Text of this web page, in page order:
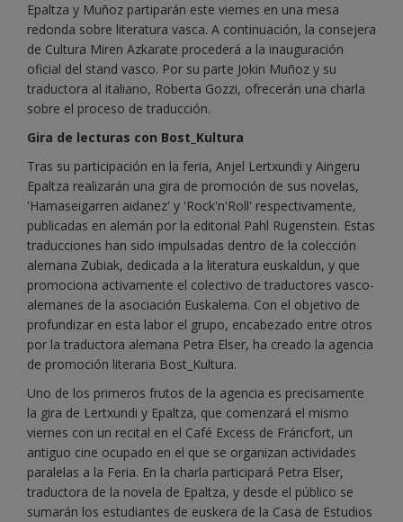
Epaltza y Muñoz partiparán este viernes en una mesa
redonda sobre literatura vasca. A continuación, la consejera
de Cultura Miren Azkarate procederá a la inauguración
oficial del stand vasco. Por su parte Jokin Muñoz y su
traductora al italiano, Roberta Gozzi, ofrecerán una charla
sobre el proceso de traducción.
Gira de lecturas con Bost_Kultura
Tras su participación en la feria, Anjel Lertxundi y Aingeru
Epaltza realizarán una gira de promoción de sus novelas,
'Hamaseigarren aidanez' y 'Rock'n'Roll' respectivamente,
publicadas en alemán por la editorial Pahl Rugenstein. Estas
traducciones han sido impulsadas dentro de la colección
alemana Zubiak, dedicada a la literatura euskaldun, y que
promociona activamente el colectivo de traductores vasco-
alemanes de la asociación Euskalema. Con el objetivo de
profundizar en esta labor el grupo, encabezado entre otros
por la traductora alemana Petra Elser, ha creado la agencia
de promoción literaria Bost_Kultura.
Uno de los primeros frutos de la agencia es precisamente
la gira de Lertxundi y Epaltza, que comenzará el mismo
viernes con un recital en el Café Excess de Fráncfort, un
antiguo cine ocupado en el que se organizan actividades
paralelas a la Feria. En la charla participará Petra Elser,
traductora de la novela de Epaltza, y desde el público se
sumarán los estudiantes de euskera de la Casa de Estudios